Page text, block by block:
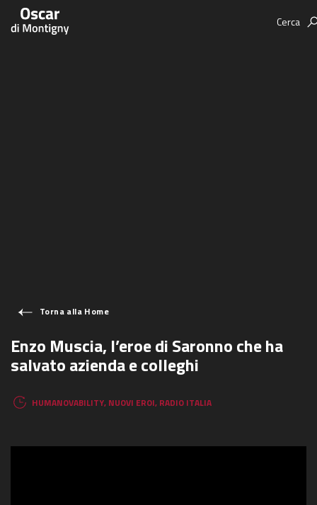
Cerca
Torna alla Home
Enzo Muscia, l’eroe di Saronno che ha
salvato azienda e colleghi
HUMANOVABILITY, NUOVI EROI, RADIO ITALIA